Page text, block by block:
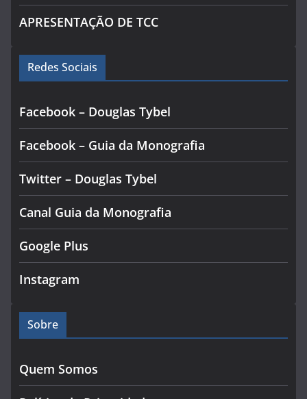
APRESENTAÇÃO DE TCC
Redes Sociais
Facebook – Douglas Tybel
Facebook – Guia da Monografia
Twitter – Douglas Tybel
Canal Guia da Monografia
Google Plus
Instagram
Sobre
Quem Somos